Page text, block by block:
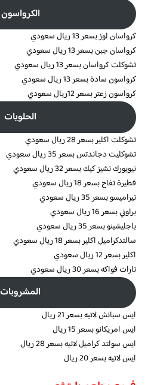
الكرواسون
كرواسان لوز بسعر 13 ريال سعودي
كرواسان جبن بسعر 13 ريال سعودي
تشوكلت كرواسان بسعر 13 ريال سعودي
كرواسون سادة بسعر 13 ريال سعودي
كرواسون زعتر بسعر 12ريال سعودي
الحلويات
تشوكلت اكلير بسعر 28 ريال سعودي
تشوكليت دجاندتس بسعر 35 ريال سعودي
نيويورك تشيز كيك بسعر 32 ريال سعودي
فطيرة تفاح بسعر 18 ريال سعودي
تيراميسو بسعر 35 ريال سعودي
براوني بسعر 16 ريال سعودي
باجليشينو بسعر 35 ريال سعودي
سالتدكراميل اكلير بسعر 18 ريال سعودي
اكلير بسعر 12 ريال سعودي
تارات فواكه بسعر 30 ريال سعودي
المشروبات
ايس سبانش لاتيه بسعر 21 ريال
ايس امريكانو بسعر 15 ريال
ايس سولتد كراميل لاتيه بسعر 28 ريال
ايس لاتيه بسعر 20 ريال